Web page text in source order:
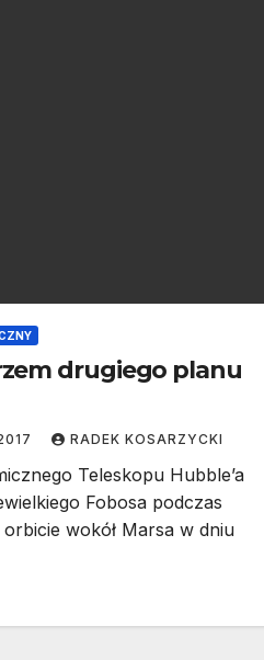
drugiego planu
RADEK KOSARZYCKI
Teleskopu Hubble’a
Fobosa podczas
wokół Marsa w dniu